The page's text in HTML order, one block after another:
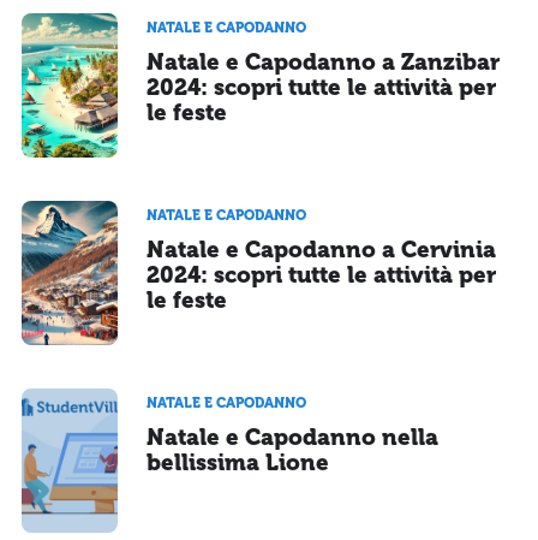
NATALE E CAPODANNO
Natale e Capodanno a Zanzibar
2024: scopri tutte le attività per
le feste
NATALE E CAPODANNO
Natale e Capodanno a Cervinia
2024: scopri tutte le attività per
le feste
NATALE E CAPODANNO
Natale e Capodanno nella
bellissima Lione